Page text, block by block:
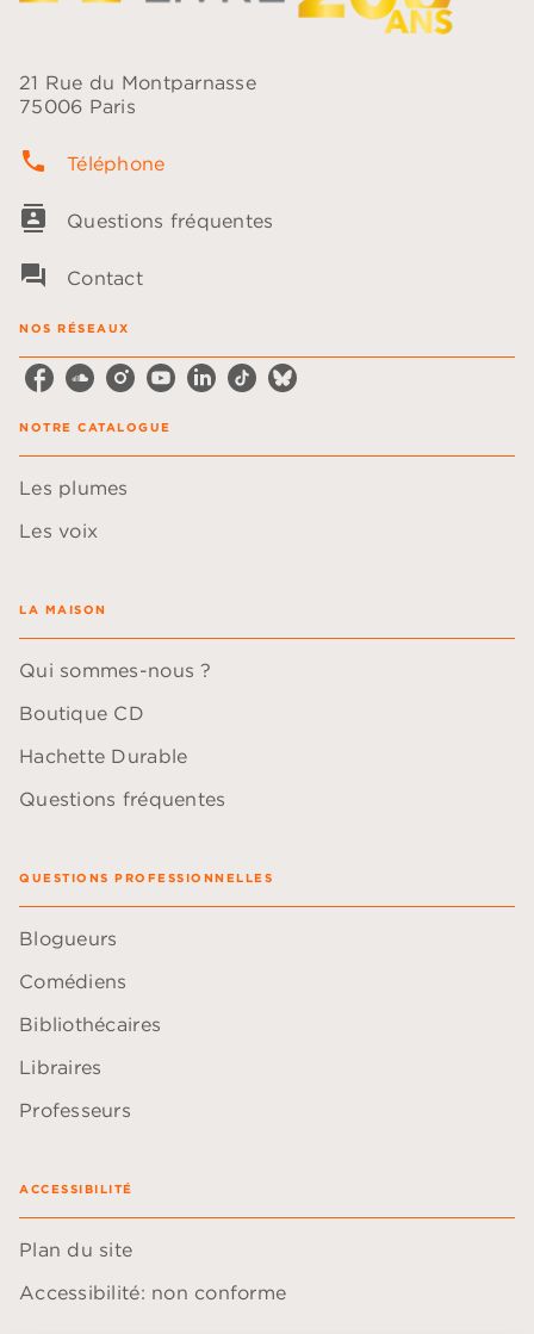
21 Rue du Montparnasse
75006 Paris
phone Téléphone
contacts Questions fréquentes
question_answer Contact
NOS RÉSEAUX
NOTRE CATALOGUE
Les plumes
Les voix
LA MAISON
Qui sommes-nous ?
Boutique CD
Hachette Durable
Questions fréquentes
QUESTIONS PROFESSIONNELLES
Blogueurs
Comédiens
Bibliothécaires
Libraires
Professeurs
ACCESSIBILITÉ
Plan du site
Accessibilité: non conforme